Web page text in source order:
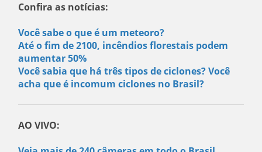
Confira as notícias:
Você sabe o que é um meteoro?
Até o fim de 2100, incêndios florestais podem
aumentar 50%
Você sabia que há três tipos de ciclones? Você
acha que é incomum ciclones no Brasil?
AO VIVO: